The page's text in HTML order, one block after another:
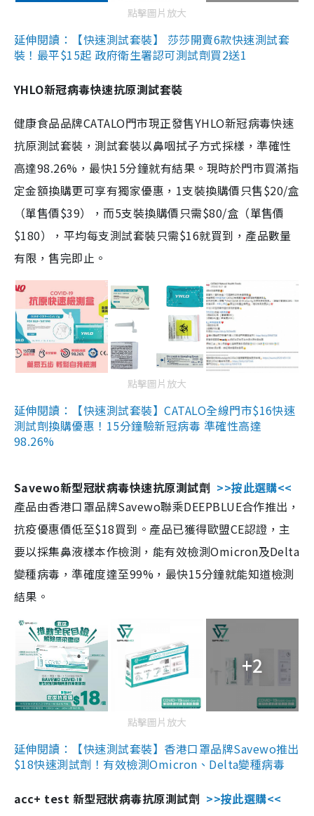
點擊圖片放大
延伸閱讀：【快速測試套裝】 莎莎開賣6款快速測試套
裝！最平$15起 政府衛生署認可測試劑買2送1
YHLO新冠病毒快速抗原測試套裝
健康食品品牌CATALO門市現正發售YHLO新冠病毒快速
抗原測試套裝，測試套裝以鼻咽拭子方式採樣，準確性
高達98.26%，最快15分鐘就有結果。現時於門市買滿指
定金額換購更可享有獨家優惠，1支裝換購價只售$20/盒
（單售價$39），而5支裝換購價只需$80/盒（單售價
$180），平均每支測試套裝只需$16就買到，產品數量
有限，售完即止。
點擊圖片放大
延伸閱讀：【快速測試套裝】CATALO全線門市$16快速
測試劑換購優惠！15分鐘驗新冠病毒 準確性高達
98.26%
Savewo新型冠狀病毒快速抗原測試劑 >>按此選購<<
產品由香港口罩品牌Savewo聯乘DEEPBLUE合作推出，
抗疫優惠價低至$18買到。產品已獲得歐盟CE認證，主
要以採集鼻液樣本作檢測，能有效檢測Omicron及Delta
變種病毒，準確度達至99%，最快15分鐘就能知道檢測
結果。
+2
點擊圖片放大
延伸閱讀：【快速測試套裝】香港口罩品牌Savewo推出
$18快速測試劑！有效檢測Omicron、Delta變種病毒
acc+ test 新型冠狀病毒抗原測試劑 >>按此選購<<